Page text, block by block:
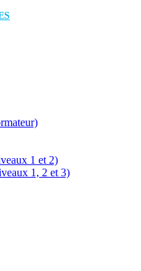
1 et 2)
1, 2 et 3)